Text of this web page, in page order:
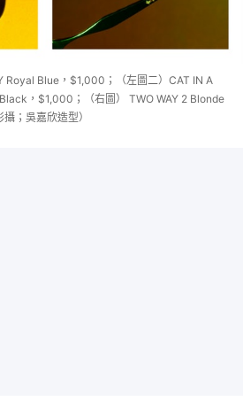
Royal Blue，$1,000；（左圖二）CAT IN A
，$1,000；（右圖） TWO WAY 2 Blonde
；吳嘉欣造型）